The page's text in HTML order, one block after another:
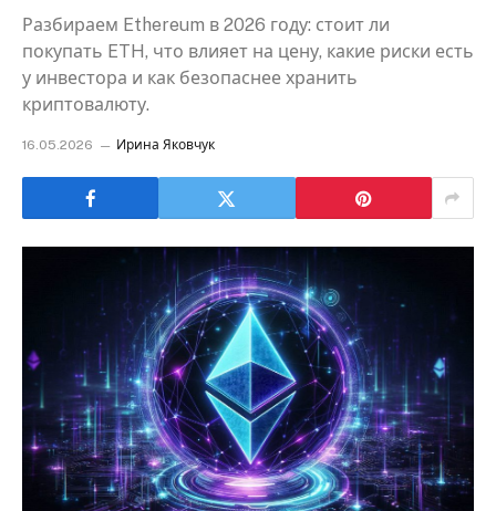
Разбираем Ethereum в 2026 году: стоит ли
покупать ETH, что влияет на цену, какие риски есть
у инвестора и как безопаснее хранить
криптовалюту.
16.05.2026 Ирина Яковчук